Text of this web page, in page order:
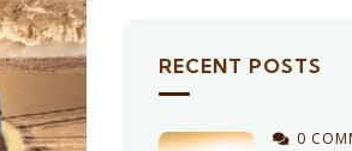
RECENT POSTS
0